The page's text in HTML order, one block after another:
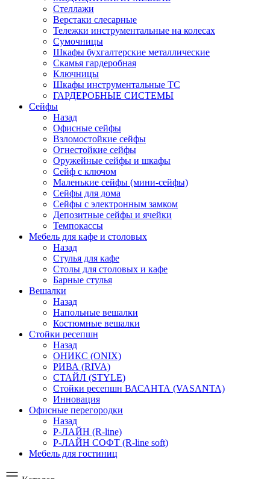
Стеллажи
Верстаки слесарные
Тележки инструментальные на колесах
Сумочницы
Шкафы бухгалтерские металлические
Скамья гардеробная
Ключницы
Шкафы инструментальные ТС
ГАРДЕРОБНЫЕ СИСТЕМЫ
Сейфы
Назад
Офисные сейфы
Взломостойкие сейфы
Огнестойкие сейфы
Оружейные сейфы и шкафы
Сейф с ключом
Маленькие сейфы (мини-сейфы)
Сейфы для дома
Сейфы с электронным замком
Депозитные сейфы и ячейки
Темпокассы
Мебель для кафе и столовых
Назад
Стулья для кафе
Столы для столовых и кафе
Барные стулья
Вешалки
Назад
Напольные вешалки
Костюмные вешалки
Стойки ресепшн
Назад
ОНИКС (ONIX)
РИВА (RIVA)
СТАЙЛ (STYLE)
Стойки ресепшн ВАСАНТА (VASANTA)
Инновация
Офисные перегородки
Назад
Р-ЛАЙН (R-line)
Р-ЛАЙН СОФТ (R-line soft)
Мебель для гостиниц